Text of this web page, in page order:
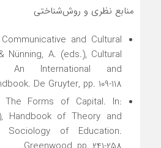
منابع نظری و روش‌شناختی
and Cultural
Nünning, A. (eds.), Cultural
An International and
De Gruyter, pp. 109-118.
The Forms of Capital. In:
Handbook of Theory and
of Education.